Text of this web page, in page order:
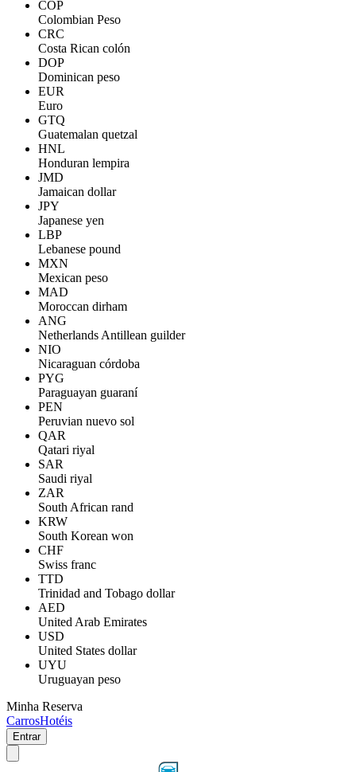
COP
Colombian Peso
CRC
Costa Rican colón
DOP
Dominican peso
EUR
Euro
GTQ
Guatemalan quetzal
HNL
Honduran lempira
JMD
Jamaican dollar
JPY
Japanese yen
LBP
Lebanese pound
MXN
Mexican peso
MAD
Moroccan dirham
ANG
Netherlands Antillean guilder
NIO
Nicaraguan córdoba
PYG
Paraguayan guaraní
PEN
Peruvian nuevo sol
QAR
Qatari riyal
SAR
Saudi riyal
ZAR
South African rand
KRW
South Korean won
CHF
Swiss franc
TTD
Trinidad and Tobago dollar
AED
United Arab Emirates
USD
United States dollar
UYU
Uruguayan peso
Minha Reserva
CarrosHotéis
Entrar